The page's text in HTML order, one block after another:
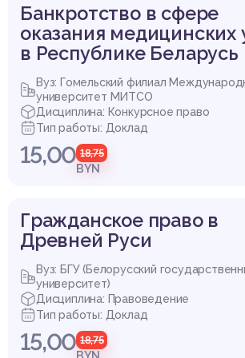
сь / Нац. центр правовой информ. Респ.
017.
Купить эту работу
Договор транспортной
Банкротство в сфере
оказания медицинских
в Республике Беларусь
Вуз: Гомельский филиал
университет МИТСО
Дисциплина: Конкурсное право
Тип работы: Доклад
15,00 18,75
BYN
Гражданское право в
Древней Руси
Вуз: БГУ (Белорусский
университет)
Дисциплина: Правоведение
Тип работы: Доклад
15,00 18,75